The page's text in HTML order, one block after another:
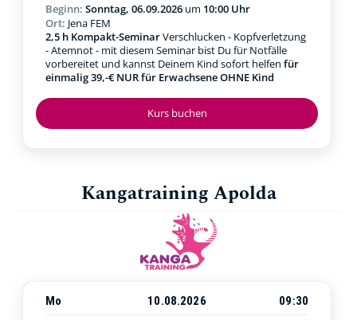
Kurs buchen
Beginn: Sonntag, 06.09.2026 um 10:00 Uhr
Ort: Jena FEM
2,5 h Kompakt-SeminarVerschlucken - Kopfverletzung
- Atemnot - mit diesem Seminar bist Du für Notfälle
vorbereitet und kannst Deinem Kind sofort helfen für
einmalig 39,-€ NUR für Erwachsene OHNE Kind
Kangatraining Apolda
Mo 10.08.2026
09:30